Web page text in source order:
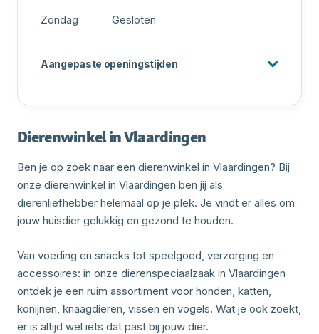
Zondag Gesloten
Aangepaste openingstijden
Dierenwinkel in Vlaardingen
Ben je op zoek naar een dierenwinkel in Vlaardingen? Bij
onze dierenwinkel in Vlaardingen ben jij als
dierenliefhebber helemaal op je plek. Je vindt er alles om
jouw huisdier gelukkig en gezond te houden.
Van voeding en snacks tot speelgoed, verzorging en
accessoires: in onze dierenspeciaalzaak in Vlaardingen
ontdek je een ruim assortiment voor honden, katten,
konijnen, knaagdieren, vissen en vogels. Wat je ook zoekt,
er is altijd wel iets dat past bij jouw dier.